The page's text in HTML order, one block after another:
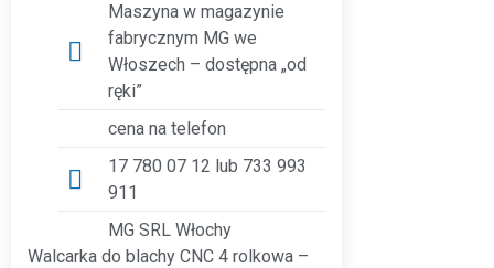
Maszyna w magazynie
fabrycznym MG we
Włoszech – dostępna „od
ręki”
cena na telefon
17 780 07 12 lub 733 993
911
MG SRL Włochy
Walcarka do blachy CNC 4 rolkowa –